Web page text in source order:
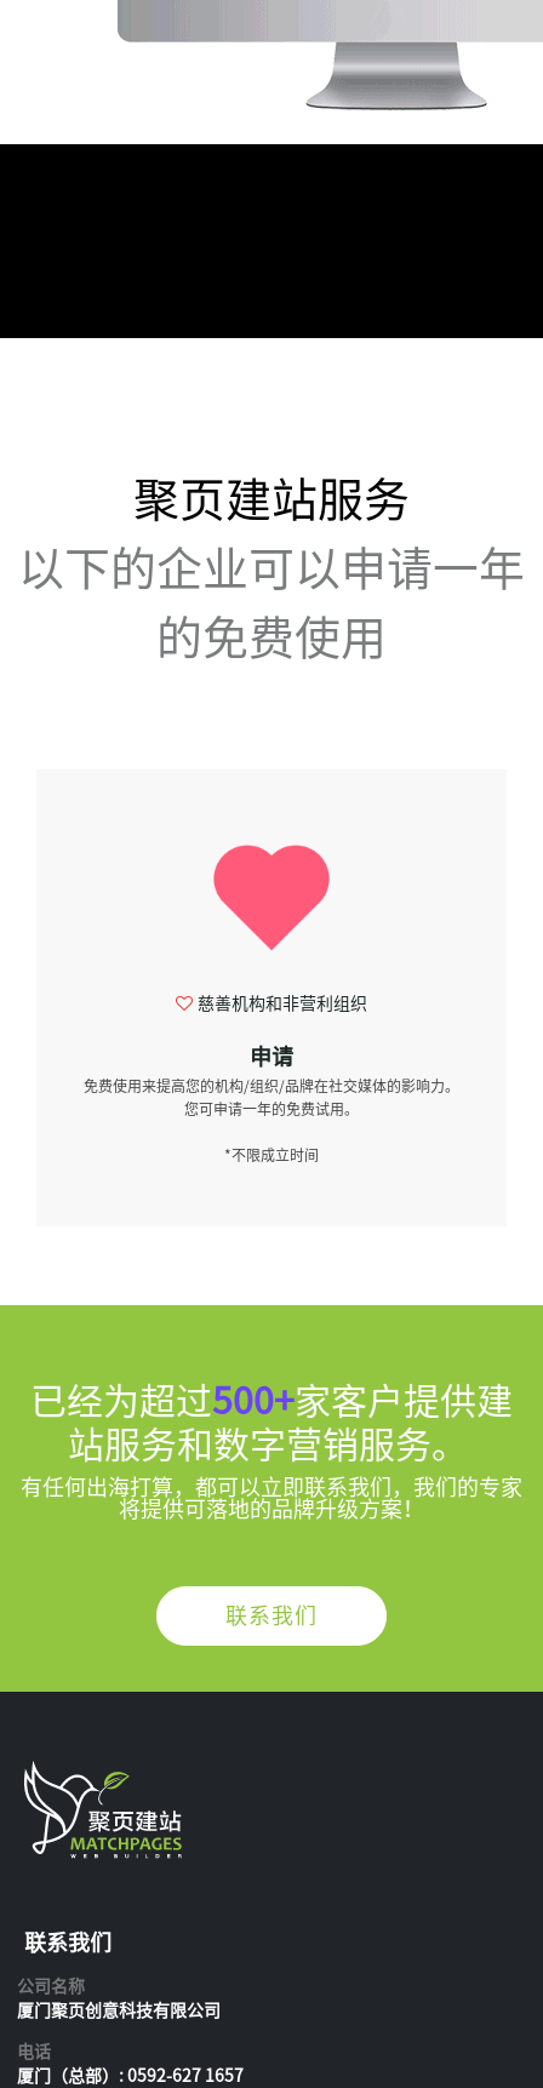
聚页建站服务
以下的企业可以申请一年
的免费使用
社交媒体的影响力。
作为创业大军的一员，我们乐于互助并进。您
已经为超过500+家客户提供建
站服务和数字营销服务。
有任何出海打算，都可以立即联系我们，我们的专家
将提供可落地的品牌升级方案！
联系我们
联系我们
公司名称
厦门聚页创意科技有限公司
电话
厦门（总部）: 0592-627 1657